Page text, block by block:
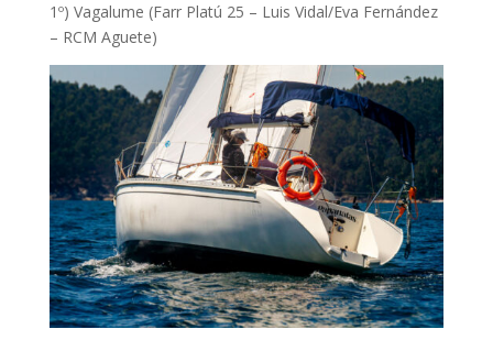
1º) Vagalume (Farr Platú 25 – Luis Vidal/Eva Fernández
– RCM Aguete)